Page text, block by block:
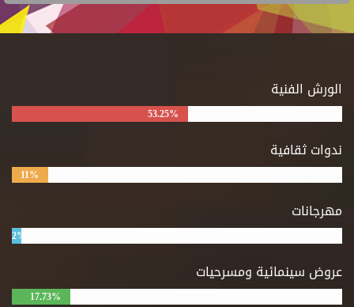
الورش الفنية
53.25%
ندوات ثقافية
11%
مهرجانات
2%
عروض سينمائية ومسرحيات
17.73%